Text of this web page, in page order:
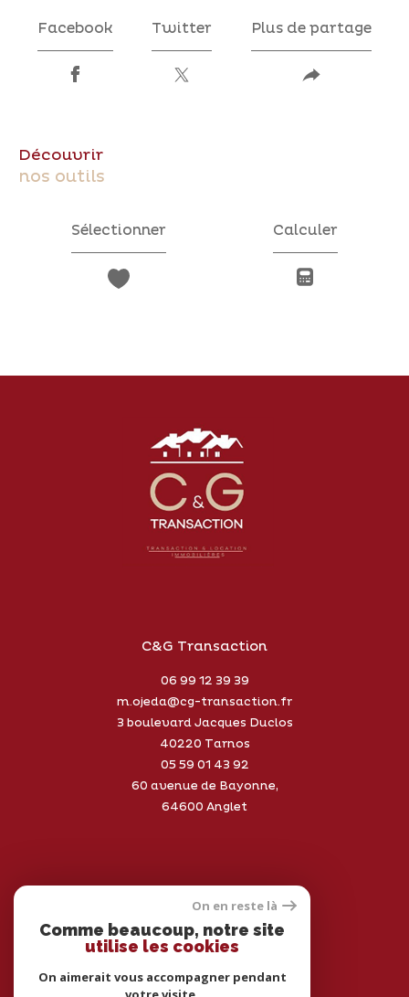
Facebook Twitter Plus de partage
découvrir
nos outils
Sélectionner Calculer
C&G Transaction
06 99 12 39 39
m.ojeda@cg-transaction.fr
3 boulevard Jacques Duclos
40220
Tarnos
05 59 01 43 92
60 avenue de Bayonne,
64600 Anglet
On en reste là
Comme beaucoup, notre site
utilise les cookies
On aimerait vous accompagner pendant